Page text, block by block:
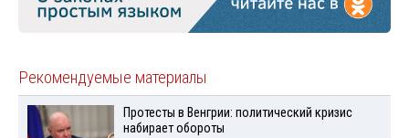
Рекомендуемые материалы
Протесты в Венгрии: политический кризис
набирает обороты